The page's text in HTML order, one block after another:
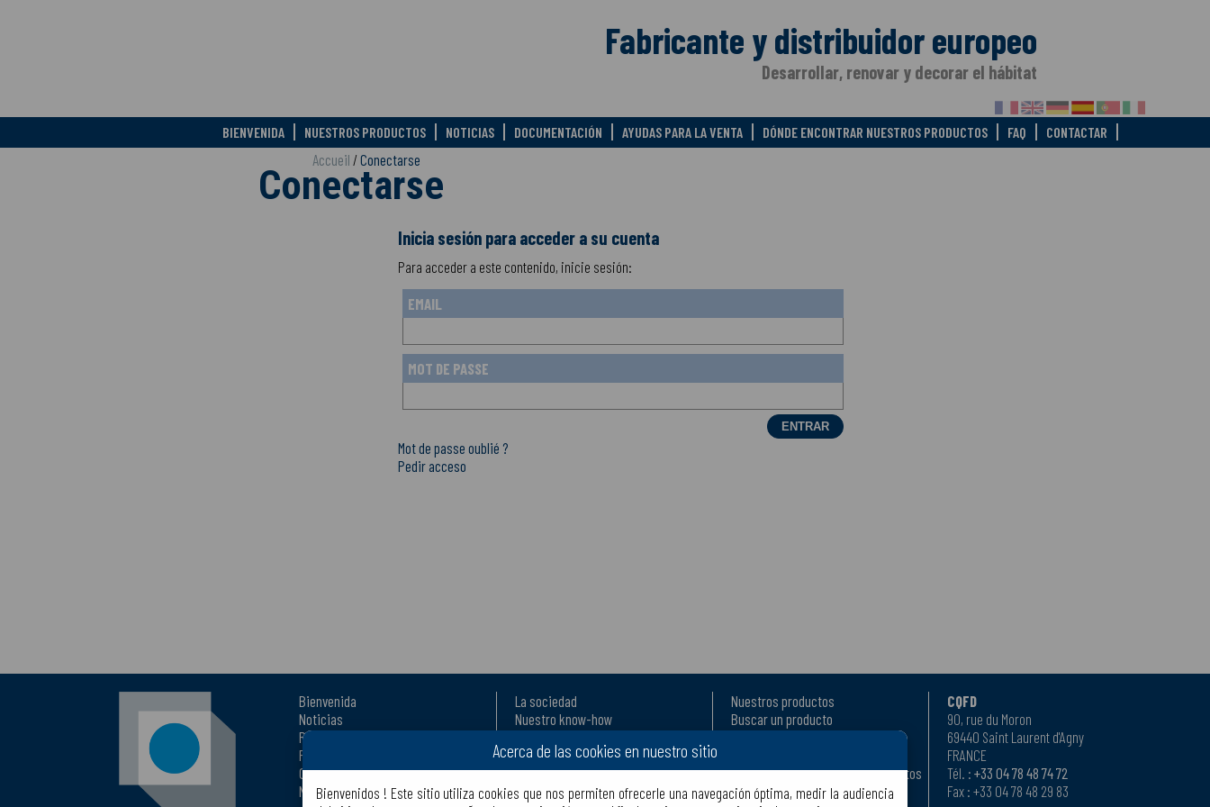
Fabricante y distribuidor europeo
Desarrollar, renovar y decorar el hábitat
BIENVENIDA NUESTROS PRODUCTOS NOTICIAS DOCUMENTACIÓN AYUDAS PARA LA VENTA DÓNDE ENCONTRAR NUESTROS PRODUCTOS FAQ CONTACTAR
Accueil / Conectarse
Conectarse
Inicia sesión para acceder a su cuenta
Para acceder a este contenido, inicie sesión:
EMAIL
MOT DE PASSE
Mot de passe oublié ?
Pedir acceso
Bienvenida
Noticias
Presencia comercial en exportación
Plano del sitio
Contáctenos
Notas legales
La sociedad
Nuestro know-how
Crear una cuenta
Conectarse
Nuestros productos
Buscar un producto
Dónde encontrar nuestros productos
Preguntas frecuentes
CQFD
90, rue du Moron
69440 Saint Laurent d'Agny
FRANCE
Tél. : +33 04 78 48 74 72
Fax : +33 04 78 48 29 83
Acerca de las cookies en nuestro sitio
Bienvenidos ! Este sitio utiliza cookies que nos permiten ofrecerle una navegación óptima, medir la audiencia